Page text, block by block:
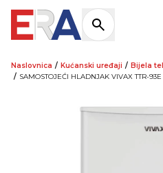
Naslovnica / Kućanski uređaji / Bijela
/ SAMOSTOJEĆI HLADNJAK VIVAX TTR-93E